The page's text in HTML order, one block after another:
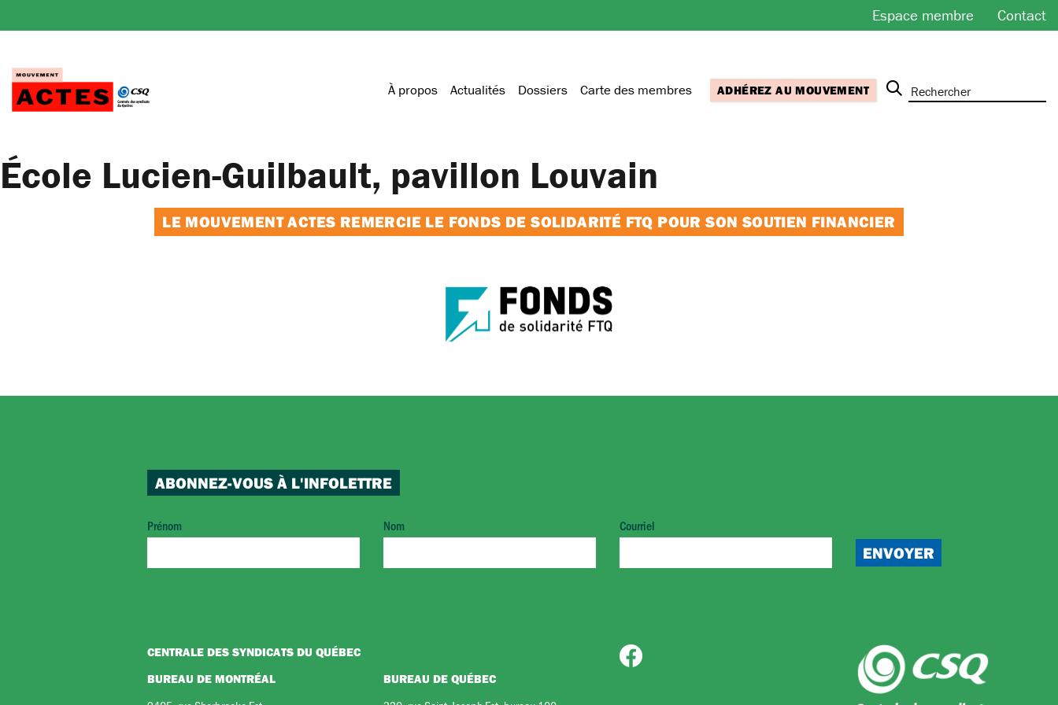
au
Espace membre Contact
À propos Actualités Dossiers Carte des membres ADHÉREZ AU MOUVEMENT
École Lucien-Guilbault, pavillon Louvain
LE MOUVEMENT ACTES REMERCIE LE FONDS DE SOLIDARITÉ FTQ POUR SON SOUTIEN FINANCIER
ABONNEZ-VOUS À L'INFOLETTRE
Prénom Nom Courriel
CENTRALE DES SYNDICATS DU QUÉBEC
BUREAU DE MONTRÉAL
BUREAU DE QUÉBEC